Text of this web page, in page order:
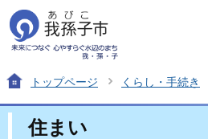
トップページ くらし・手続き
住まい